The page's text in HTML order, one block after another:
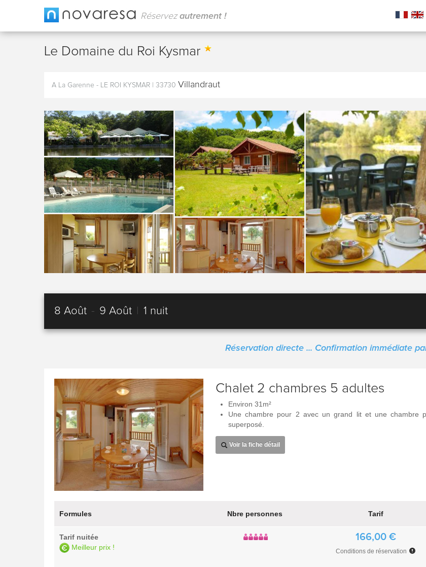
Réservezautrement !
Le Domaine du Roi Kysmar
A La Garenne - LE ROI KYSMAR 33730 Villandraut
8 Août - 9 Août 1 nuit
Réservation directe ... Confirmation immédiate
Chalet 2 chambres 5 adultes
Environ 31m²
Une chambre pour 2 avec un grand lit et une chambre
superposé.
Voir la fiche détail
Formules Nbre personnes Tarif
Tarif nuitée
Meilleur prix !
166,00 €
Conditions de réservation